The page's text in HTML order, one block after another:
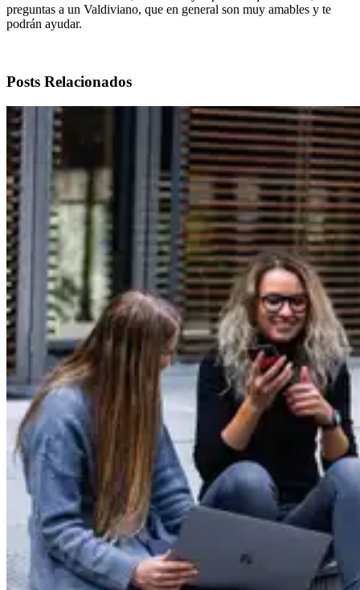
preguntas a un Valdiviano, que en general son muy amables y te
podrán ayudar.
Posts Relacionados